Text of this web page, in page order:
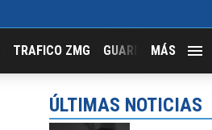
TRAFICO ZMG GUARDIA NOCTURNA
MÁS
ÚLTIMAS NOTICIAS